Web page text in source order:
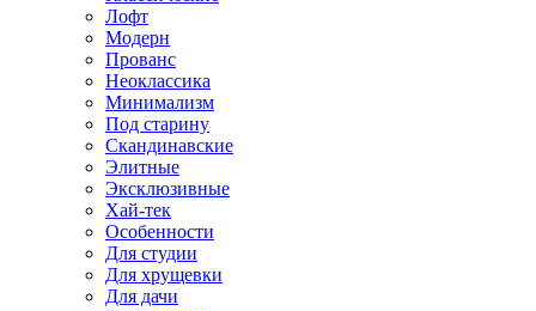
Лофт
Модерн
Прованс
Неоклассика
Минимализм
Под старину
Скандинавские
Элитные
Эксклюзивные
Хай-тек
Особенности
Для студии
Для хрущевки
Для дачи